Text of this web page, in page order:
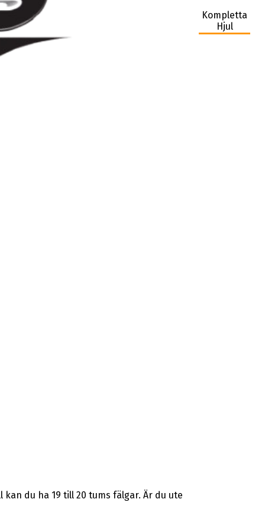
Kompletta
Hjul
du ha 19 till 20 tums fälgar. Är du ute